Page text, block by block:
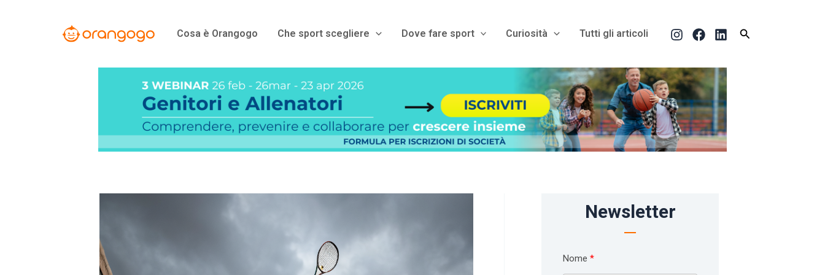
Cosa è Orangogo Che sport scegliere Dove fare sport Curiosità Tutti gli articoli Cerca
Newsletter
Nome